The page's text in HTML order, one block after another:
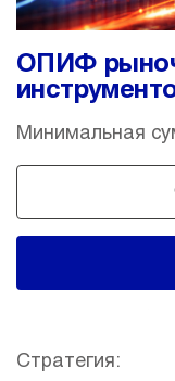
ОПИФ
Минимальная
Стратегия: